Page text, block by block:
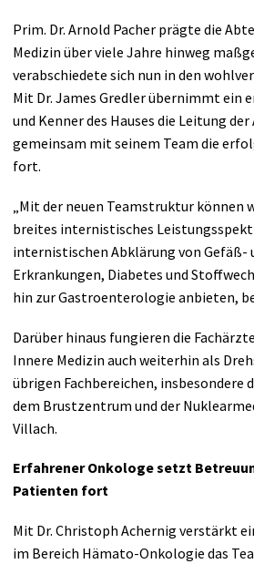
Prim. Dr. Arnold Pacher prägte die
Medizin über viele Jahre hinweg
verabschiedete sich nun in den
Mit Dr. James Gredler übernimmt ein
und Kenner des Hauses die Leitung
gemeinsam mit seinem Team die
fort.
„Mit der neuen Teamstruktur können
breites internistisches
internistischen Abklärung von Gefäß-
Erkrankungen, Diabetes und
hin zur Gastroenterologie anbieten,
Darüber hinaus fungieren die
Innere Medizin auch weiterhin als
übrigen Fachbereichen, insbesondere
dem Brustzentrum und der
Villach.
Erfahrener Onkologe setzt
Patienten fort
Mit Dr. Christoph Achernig verstärkt
im Bereich Hämato-Onkologie das